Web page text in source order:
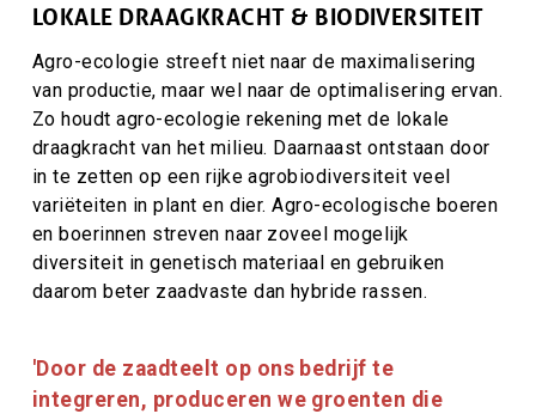
LOKALE DRAAGKRACHT & BIODIVERSITEIT
Agro-ecologie streeft niet naar de maximalisering
van productie, maar wel naar de optimalisering ervan.
Zo houdt agro-ecologie rekening met de lokale
draagkracht van het milieu. Daarnaast ontstaan door
in te zettenop een rijke agrobiodiversiteit veel
variëteiten in plant en dier. Agro-ecologische boeren
en boerinnen streven naar zoveel mogelijk
diversiteit in genetisch materiaal en gebruiken
daarom beter zaadvaste dan hybride rassen.
Citaat
tekst
'Door de zaadteelt op ons bedrijf te
integreren, produceren we groenten die